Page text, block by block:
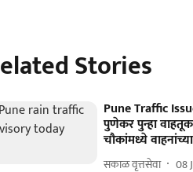
Stories
Pune Traffic
पुणेकर पुन्हा
चौकांमध्ये
सकाळ वृत्तसेवा 08